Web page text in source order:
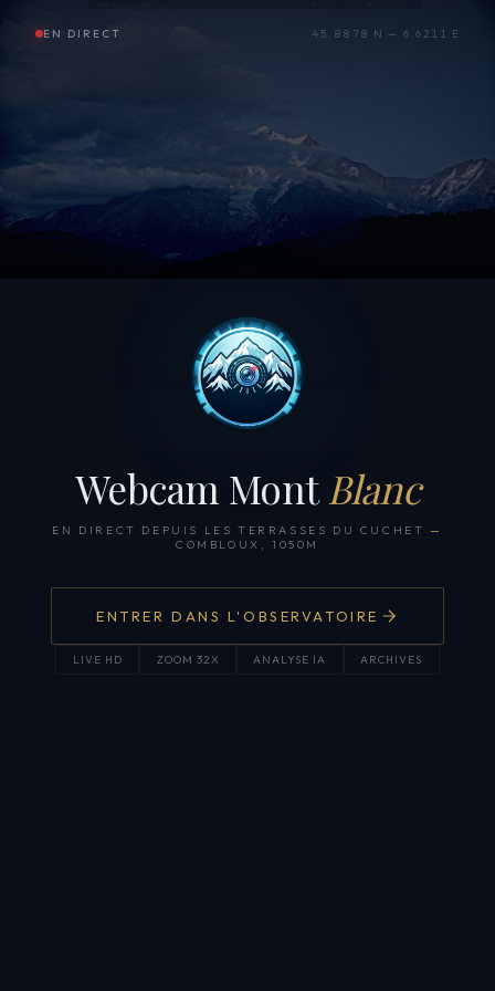
EN DIRECT 45.8878 N — 6.6211 E
Webcam Mont Blanc
EN DIRECT DEPUIS LES TERRASSES DU CUCHET —
COMBLOUX, 1050M
ENTRER DANS L'OBSERVATOIRE
LIVE HD ZOOM 32X ANALYSE IA ARCHIVES